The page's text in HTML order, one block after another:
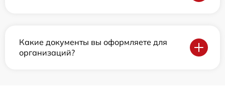
Какие документы вы оформляете для
организаций?